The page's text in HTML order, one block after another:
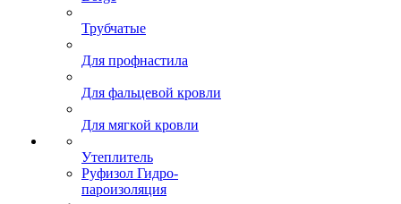
Трубчатые
Для профнастила
Для фальцевой кровли
Для мягкой кровли
Утеплитель
Руфизол Гидро-
пароизоляция